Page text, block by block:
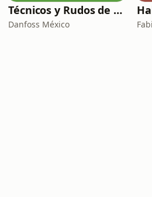
Técnicos y Rudos de la Refrigeración
Danfoss México